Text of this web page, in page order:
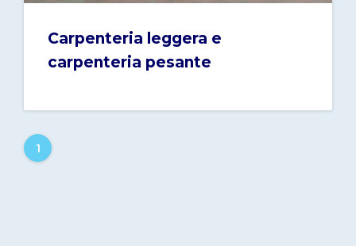
Carpenteria leggera e
carpenteria pesante
1